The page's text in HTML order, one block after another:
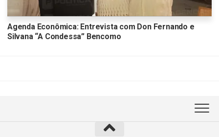
Agenda Econômica: Entrevista com Don Fernando e
Silvana “A Condessa” Bencomo